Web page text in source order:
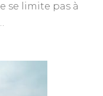
se limite pas à